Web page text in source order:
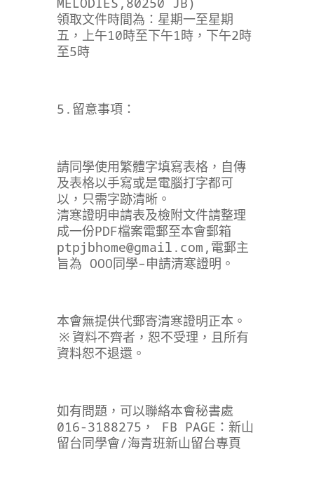
領取文件時間為：星期一至星期
五，上午10時至下午1時，下午2時
至5時
5.留意事項：
請同學使用繁體字填寫表格，自傳
及表格以手寫或是電腦打字都可
以，只需字跡清晰。
清寒證明申請表及檢附文件請整理
成一份PDF檔案電郵至本會郵箱
ptpjbhome@gmail.com ,電郵主
旨為 OOO同學–申請清寒證明。
本會無提供代郵寄清寒證明正本。
※資料不齊者，恕不受理，且所有
資料恕不退還。
如有問題，可以聯絡本會秘書處
016-3188275， FB PAGE：新山
留台同學會/海青班新山留台專頁